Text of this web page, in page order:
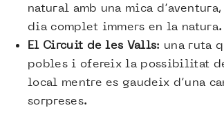
natural amb una mica
dia complet immers en la natura.
El Circuit de les Valls: una ruta
pobles i ofereix la possibilitat
local mentre es gaudeix d’una
sorpreses.